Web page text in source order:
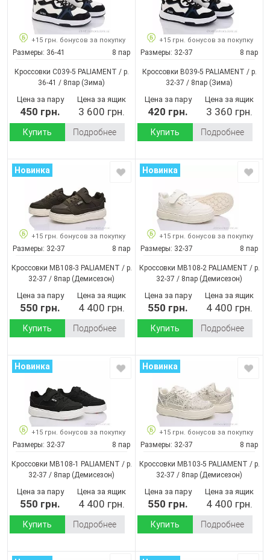
+15 грн. бонусов за покупку
Размеры: 36-41 8 пар
Кроссовки C039-5 PALIAMENT / p.
36-41 / 8пар (Зима)
Цена за пару
450 грн.
Цена за ящик
3 600 грн.
Купить Подробнее
+15 грн. бонусов за покупку
Размеры: 32-37 8 пар
Кроссовки B039-5 PALIAMENT / p.
32-37 / 8пар (Зима)
Цена за пару
420 грн.
Цена за ящик
3 360 грн.
Купить Подробнее
Новинка
+15 грн. бонусов за покупку
Размеры: 32-37 8 пар
Кроссовки MB108-3 PALIAMENT / p.
32-37 / 8пар (Демисезон)
Цена за пару
550 грн.
Цена за ящик
4 400 грн.
Купить Подробнее
Новинка
+15 грн. бонусов за покупку
Размеры: 32-37 8 пар
Кроссовки MB108-2 PALIAMENT / p.
32-37 / 8пар (Демисезон)
Цена за пару
550 грн.
Цена за ящик
4 400 грн.
Купить Подробнее
Новинка
+15 грн. бонусов за покупку
Размеры: 32-37 8 пар
Кроссовки MB108-1 PALIAMENT / p.
32-37 / 8пар (Демисезон)
Цена за пару
550 грн.
Цена за ящик
4 400 грн.
Купить Подробнее
Новинка
+15 грн. бонусов за покупку
Размеры: 32-37 8 пар
Кроссовки MB103-5 PALIAMENT / p.
32-37 / 8пар (Демисезон)
Цена за пару
550 грн.
Цена за ящик
4 400 грн.
Купить Подробнее